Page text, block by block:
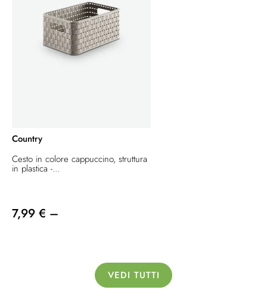
Country
Cesto in colore cappuccino, struttura
in plastica -...
7,99 € –
VEDI TUTTI